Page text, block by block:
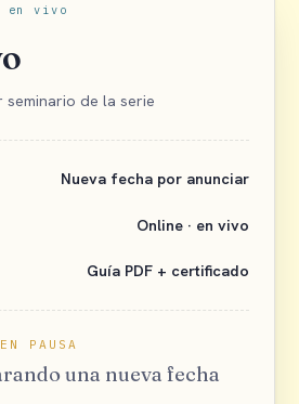
en vivo
seminario de la serie
Nueva fecha por anunciar
Online · en vivo
Guía PDF + certificado
PAUSA
una nueva fecha